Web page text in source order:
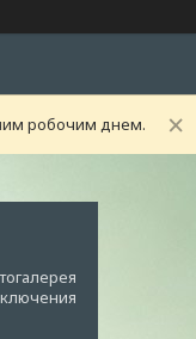
робочим днем.